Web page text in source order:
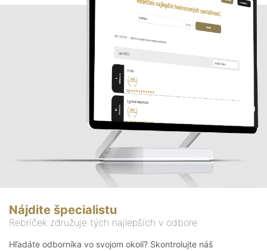
Nájdite špecialistu
Rebríček združuje tých najlepších v odbore
Hľadáte odborníka vo svojom okolí? Skontrolujte náš